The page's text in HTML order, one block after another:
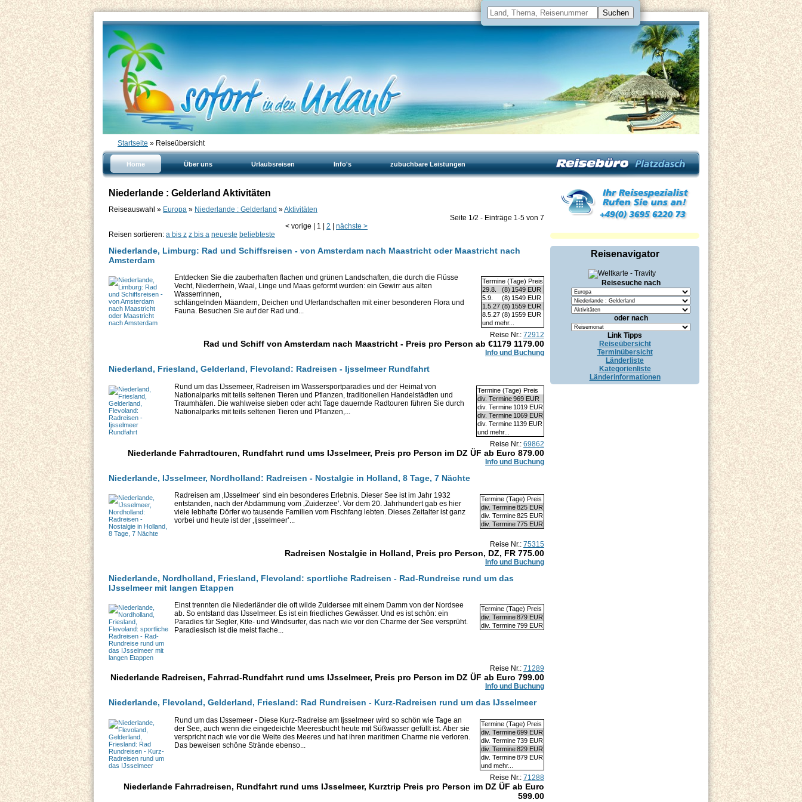
Startseite » Reiseübersicht
Home Über uns Urlaubsreisen Info's zubuchbare Leistungen
Niederlande : Gelderland Aktivitäten
Reiseauswahl » Europa » Niederlande : Gelderland »Aktivitäten
Seite 1/2 - Einträge 1-5 von 7
< vorige | 1 | 2 | nächste >
Reisen sortieren: a bis z z bis a neueste beliebteste
Niederlande, Limburg: Rad und Schiffsreisen - von Amsterdam nach Maastricht oder Maastricht nach
Amsterdam
Termine (Tage) Preis
29.8.
(8) 1549 EUR
5.9.
(8) 1549 EUR
1.5.27 (8) 1559 EUR
8.5.27 (8) 1559 EUR
und mehr...
Entdecken Sie die zauberhaften flachen und grünen Landschaften, die durch die Flüsse
Vecht, Niederrhein, Waal, Linge und Maas geformt wurden: ein Gewirr aus alten
Wasserrinnen,
schlängelnden Mäandern, Deichen und Uferlandschaften mit einer besonderen Flora und
Fauna. Besuchen Sie auf der Rad und...
Reise Nr.: 72912
Rad und Schiff von Amsterdam nach Maastricht - Preis pro Person ab €1179 1179.00
Info und Buchung
Niederland, Friesland, Gelderland, Flevoland: Radreisen - Ijsselmeer Rundfahrt
Termine (Tage) Preis
div. Termine969 EUR
div. Termine 1019 EUR
div. Termine 1069 EUR
div. Termine 1139 EUR
und mehr...
Rund um das IJssemeer, Radreisen im Wassersportparadies und der Heimat von
Nationalparks mit teils seltenen Tieren und Pflanzen, traditionellen Handelstädten und
Traumhäfen. Die wahlweise sieben oder acht Tage dauernde Radtouren führen Sie durch
Nationalparks mit teils seltenen Tieren und Pflanzen,...
Reise Nr.: 69862
Niederlande Fahrradtouren, Rundfahrt rund ums IJsselmeer, Preis pro Person im DZ ÜF ab Euro 879.00
Info und Buchung
Niederlande, IJsselmeer, Nordholland: Radreisen - Nostalgie in Holland, 8 Tage, 7 Nächte
Termine (Tage) Preis
div. Termine825 EUR
div. Termine825 EUR
div. Termine775 EUR
Radreisen am ‚IJsselmeer’ sind ein besonderes Erlebnis. Dieser See ist im Jahr 1932
entstanden, nach der Abdämmung vom ‚Zuiderzee’. Vor dem 20. Jahrhundert gab es hier
viele lebhafte Dörfer wo tausende Familien vom Fischfang lebten. Dieses Zeitalter ist ganz
vorbei und heute ist der ‚Ijsselmeer’...
Reise Nr.: 75315
Radreisen Nostalgie in Holland, Preis pro Person, DZ, FR 775.00
Info und Buchung
Niederlande, Nordholland, Friesland, Flevoland: sportliche Radreisen - Rad-Rundreise rund um das
IJsselmeer mit langen Etappen
Termine (Tage) Preis
div. Termine879 EUR
div. Termine799 EUR
Einst trennten die Niederländer die oft wilde Zuidersee mit einem Damm von der Nordsee
ab. So entstand das IJsselmeer. Es ist ein friedliches Gewässer. Und es ist schön: ein
Paradies für Segler, Kite- und Windsurfer, das nach wie vor den Charme der See versprüht.
Paradiesisch ist die meist flache...
Reise Nr.: 71289
Niederlande Radreisen, Fahrrad-Rundfahrt rund ums IJsselmeer, Preis pro Person im DZ ÜF ab Euro 799.00
Info und Buchung
Niederlande, Flevoland, Gelderland, Friesland: Rad Rundreisen - Kurz-Radreisen rund um das IJsselmeer
Termine (Tage) Preis
div. Termine699 EUR
div. Termine739 EUR
div. Termine829 EUR
div. Termine879 EUR
und mehr...
Rund um das IJssemeer - Diese Kurz-Radreise am Ijsselmeer wird so schön wie Tage an
der See, auch wenn die eingedeichte Meeresbucht heute mit Süßwasser gefüllt ist. Aber sie
verspricht nach wie vor die Weite des Meeres und hat ihren maritimen Charme nie verloren.
Das beweisen schöne Strände ebenso...
Reise Nr.: 71288
Niederlande Fahrradreisen, Rundfahrt rund ums IJsselmeer, Kurztrip Preis pro Person im DZ ÜF ab Euro
599.00
Reisenavigator
Reisesuche nach
oder nach
Link Tipps
Reiseübersicht
Terminübersicht
Länderliste
Kategorienliste
Länderinformationen